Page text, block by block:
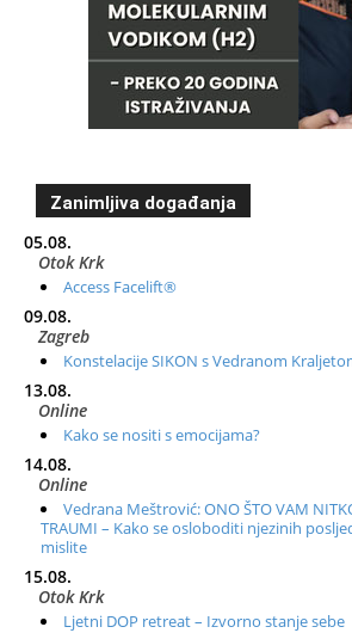
Zanimljiva događanja
05.08.
Otok Krk
Access Facelift®
09.08.
Zagreb
Konstelacije SIKON s Vedranom
13.08.
Online
Kako se nositi s emocijama?
14.08.
Online
Vedrana Meštrović: ONO ŠTO VAM
TRAUMI – Kako se osloboditi njezinih
mislite
15.08.
Otok Krk
Ljetni DOP retreat – Izvorno stanje sebe